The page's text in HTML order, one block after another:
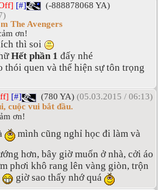
[#]
(-888878068 YA)
The Avengers
ơn!
thì soi
Hết phần 1 đấy nhé
thói quen và thể hiện sự tôn trọng
[#] (780 YA) (05.03.2015 / 06:13)
cuộc vui bắt đầu.
ơn!
mình cũng nghỉ học đi làm và
hơn, bây giờ muốn ở nhà, cởi áo
phơi khô rang lên vàng giòn, trộn
giờ sao thấy nhớ quá